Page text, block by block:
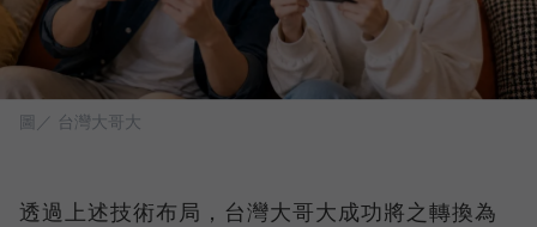
圖／ 台灣大哥大
透過上述技術布局，台灣大哥大成功將之轉換為